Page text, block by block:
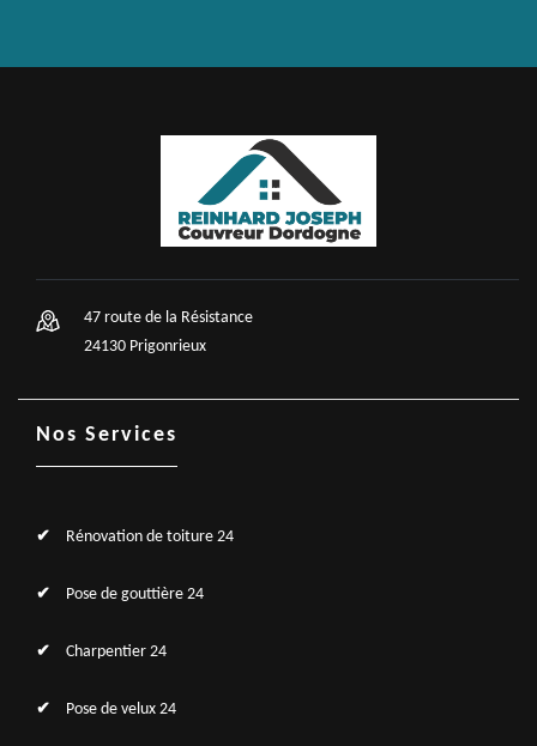
47 route de la Résistance
24130 Prigonrieux
Nos Services
Rénovation de toiture 24
Pose de gouttière 24
Charpentier 24
Pose de velux 24